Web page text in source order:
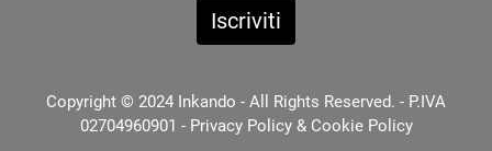
Copyright © 2024 Inkando - All Rights Reserved. - P.IVA
02704960901 - Privacy Policy& Cookie Policy